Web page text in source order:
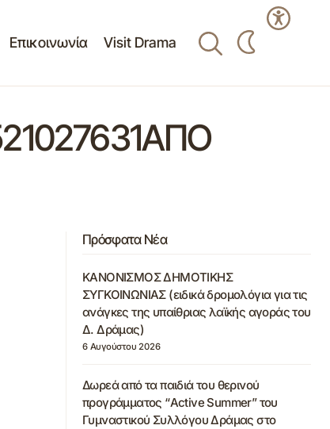
Επικοινωνία Visit Drama
Πρόσφατα Νέα
ΚΑΝΟΝΙΣΜΟΣ ΔΗΜΟΤΙΚΗΣ
ΣΥΓΚΟΙΝΩΝΙΑΣ (ειδικά δρομολόγια για τις
ανάγκες της υπαίθριας λαϊκής αγοράς του
Δ. Δράμας)
6 Αυγούστου 2026
Δωρεά από τα παιδιά του θερινού
προγράμματος “Active Summer” του
Γυμναστικού Συλλόγου Δράμας στο